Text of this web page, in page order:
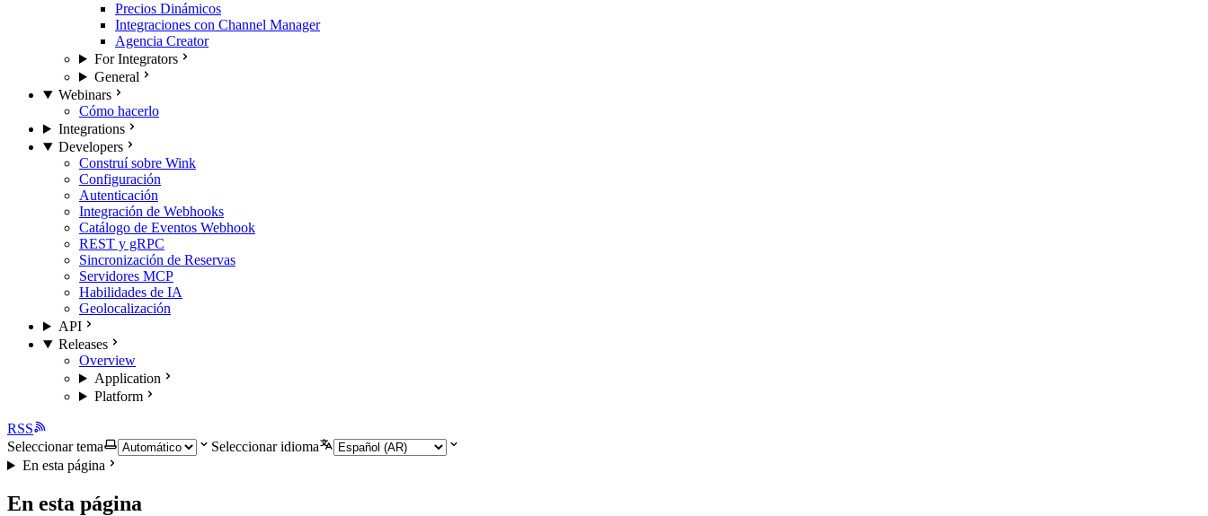
Precios Dinámicos
Integraciones con Channel Manager
Agencia Creator
For Integrators
General
Webinars
Cómo hacerlo
Integrations
Developers
Construí sobre Wink
Configuración
Autenticación
Integración de Webhooks
Catálogo de Eventos Webhook
REST y gRPC
Sincronización de Reservas
Servidores MCP
Habilidades de IA
Geolocalización
API
Releases
Overview
Application
Platform
RSS
Seleccionar tema
Seleccionar idioma
En esta página
En esta página